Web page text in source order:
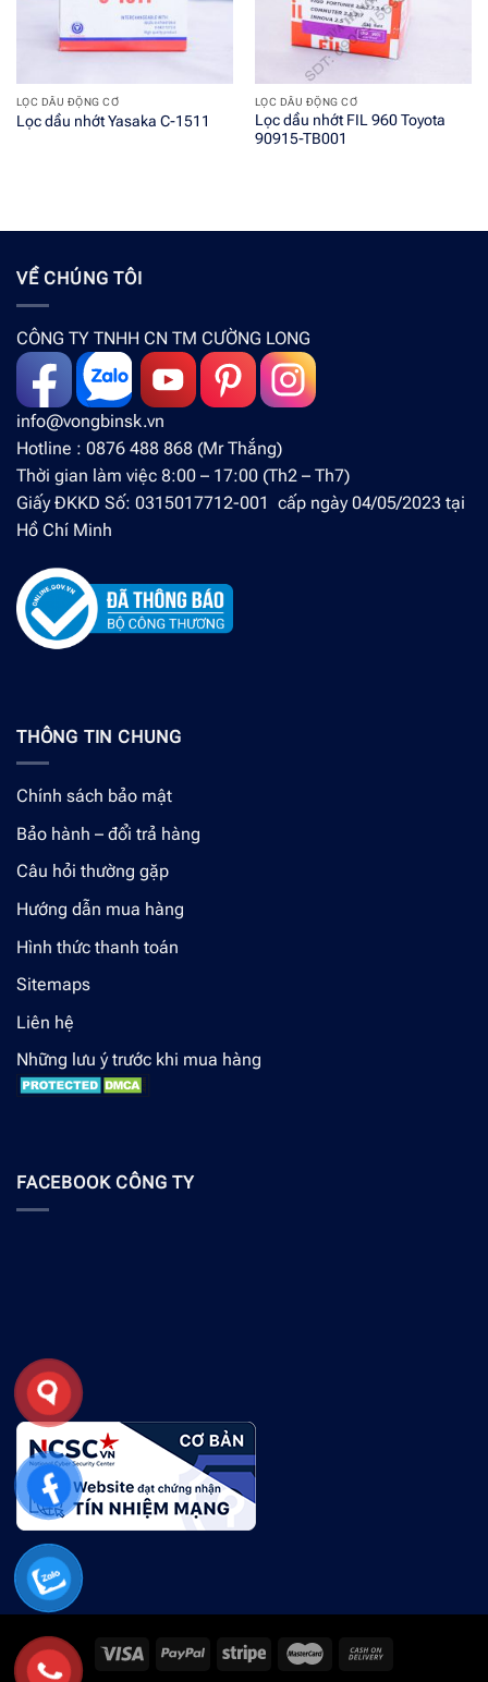
LỌC DẦU ĐỘNG CƠ
Lọc dầu nhớt Yasaka C-1511
LỌC DẦU ĐỘNG CƠ
Lọc dầu nhớt FIL 960 Toyota
90915-TB001
VỀ CHÚNG TÔI
CÔNG TY TNHH CN TM CƯỜNG LONG
info@vongbinsk.vn
Hotline : 0876 488 868 (Mr Thắng)
Thời gian làm việc 8:00 – 17:00 (Th2 – Th7)
Giấy ĐKKD Số: 0315017712-001 cấp ngày 04/05/2023 tại
Hồ Chí Minh
THÔNG TIN CHUNG
Chính sách bảo mật
Bảo hành – đổi trả hàng
Câu hỏi thường gặp
Hướng dẫn mua hàng
Hình thức thanh toán
Sitemaps
Liên hệ
Những lưu ý trước khi mua hàng
FACEBOOK CÔNG TY